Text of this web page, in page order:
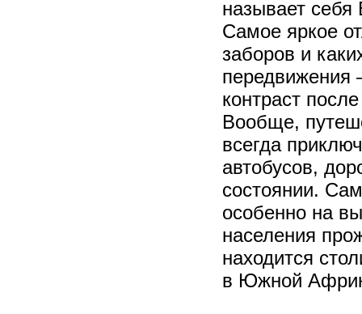
называет
Самое яркое
заборов и
передвижения
контраст
Вообще,
всегда
автобусов,
состоянии.
особенно на
населения
находится
в Южной